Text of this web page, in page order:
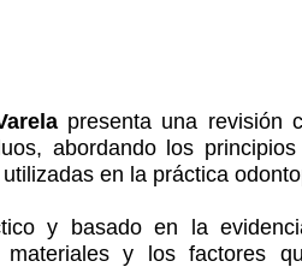
presenta una revisión
abordando los
en la práctica
y basado en la
materiales y los factores